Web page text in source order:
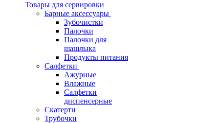
Товары для сервировки
Барные аксессуары
Зубочистки
Палочки
Палочки для
шашлыка
Продукты питания
Салфетки
Ажурные
Влажные
Салфетки
диспенсерные
Скатерти
Трубочки